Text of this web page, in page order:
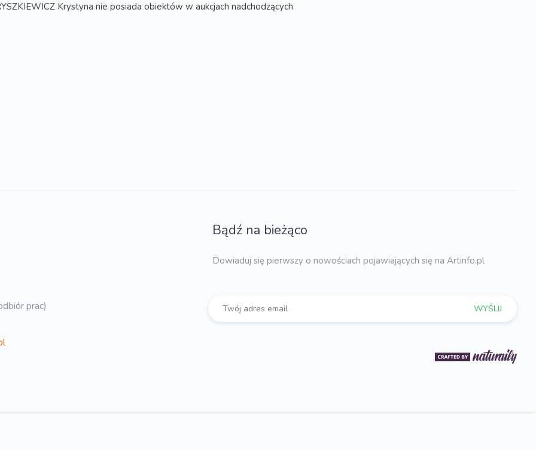
Krystyna nie posiada obiektów w aukcjach nadchodzących
prac)
Bądź na bieżąco
Dowiaduj się pierwszy o nowościach pojawiających się na Artinfo.pl
WYŚLIJ